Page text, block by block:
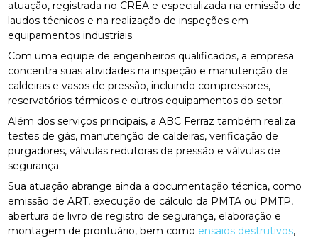
atuação, registrada no CREA e especializada na emissão de
laudos técnicos e na realização de inspeções em
equipamentos industriais.
Com uma equipe de engenheiros qualificados, a empresa
concentra suas atividades na inspeção e manutenção de
caldeiras e vasos de pressão, incluindo compressores,
reservatórios térmicos e outros equipamentos do setor.
Além dos serviços principais, a ABC Ferraz também realiza
testes de gás, manutenção de caldeiras, verificação de
purgadores, válvulas redutoras de pressão e válvulas de
segurança.
Sua atuação abrange ainda a documentação técnica, como
emissão de ART, execução de cálculo da PMTA ou PMTP,
abertura de livro de registro de segurança, elaboração e
montagem de prontuário, bem como ensaios destrutivos,